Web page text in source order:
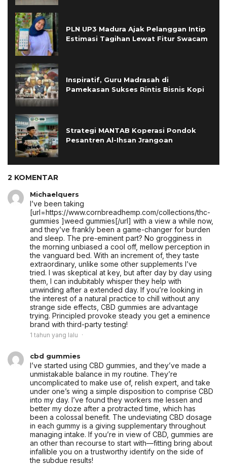
PLN UP3 Madura Ajak Pelanggan Intip
Estimasi Tagihan Lewat Fitur Swacam
Inspiratif, Guru Madrasah di
Pamekasan Sukses Rintis Bisnis Kopi
Strategi MANTAB Koperasi Pondok
Pesantren Al-Ihsan Jrangoan
2 KOMENTAR
Michaelquers
I’ve been taking
[url=https://www.cornbreadhemp.com/collections/thc-
gummies ]weed gummies[/url] with a view a while now,
and they’ve frankly been a game-changer for burden
and sleep. The pre-eminent part? No grogginess in
the morning unbiased a cool off, mellow perception in
the vanguard bed. With an increment of, they taste
extraordinary, unlike some other supplements I’ve
tried. I was skeptical at key, but after day by day using
them, I can indubitably whisper they help with
unwinding after a extended day. If you’re looking in
the interest of a natural practice to chill without any
strange side effects, CBD gummies are advantage
trying. Principled provoke steady you get a eminence
brand with third-party testing!
1 tahun yang lalu
cbd gummies
I’ve started using CBD gummies, and they’ve made a
unmistakable balance in my routine. They’re
uncomplicated to make use of, relish expert, and take
under one’s wing a simple disposition to comprise CBD
into my day. I’ve found they workers me lessen and
better my doze after a protracted time, which has
been a colossal benefit. The undeviating CBD dosage
in each gummy is a giving supplementary throughout
managing intake. If you’re in view of CBD, gummies are
an other than recourse to start with—fitting bring about
infallible you on a trustworthy identify on the side of
the subdue results!